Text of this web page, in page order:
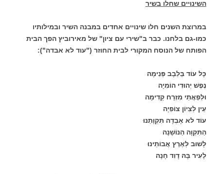
השינויים שחלו בשיר
במרוצת השנים חלו שינויים אחדים במבנה השיר ובמילותיו
כמו-גם בלחנו. כבר ב"שירי עם ציון" של מאירוביץ הפך הבית
הפותח של הנוסח המקורי לבית החוזר ("עוד לא אבדה"):
כָּל עוֹד בַּלֵבָב פְּנִימָה
נֶפֶשׁ יְהוּדִי הוֹמִיָה
וּלְפַאֲתֵי מִזְרָח קָדִימָה
עַין לְצִיוֹן צוֹפִיָה
עוֹד לא אָבְדָה תִּקְוָתֵנוּ
הַתִּקְוָה הַנוֹשָׁנָה
לָשׁוּב לְאֶרֶץ אֲבוֹתֵינוּ
לָעִיר בָּהּ דָוִד חָנָה